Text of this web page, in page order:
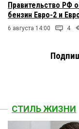
Правительство РФ
бензин Евро-2 и
6 августа 14:00 4
СТИЛЬ ЖИЗНИ